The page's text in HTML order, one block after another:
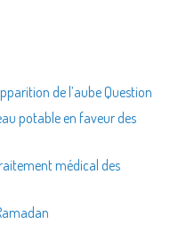
de l’aube Question
potable en faveur des
médical des